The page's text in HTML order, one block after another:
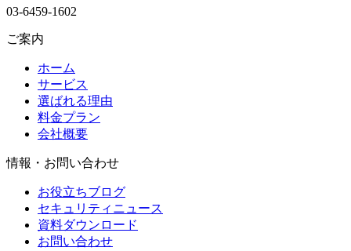
03-6459-1602
ご案内
ホーム
サービス
選ばれる理由
料金プラン
会社概要
情報・お問い合わせ
お役立ちブログ
セキュリティニュース
資料ダウンロード
お問い合わせ